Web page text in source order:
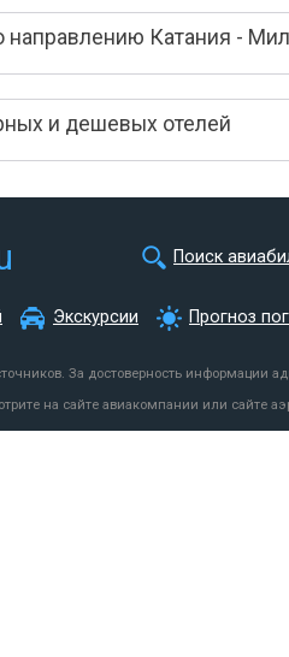
направлению Катания -
и дешевых отелей
Поиск
Экскурсии Прогноз
За достоверность информации
на сайте авиакомпании или сайте